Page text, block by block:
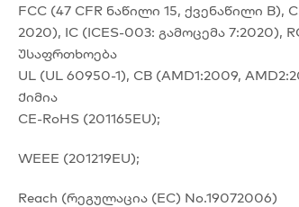
FCC (47 CFR ნაწილი 15, ქვენაწილი B),
2020), IC (ICES-003: გამოცემა 7:2020),
Უსაფრთხოება
UL (UL 60950-1), CB (AMD1:2009,
Ქიმია
CE-RoHS (201165EU);
WEEE (201219EU);
Reach (რეგულაცია (EC) No.19072006)